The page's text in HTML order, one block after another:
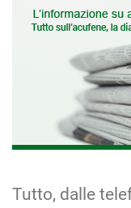
Tutto, dalle